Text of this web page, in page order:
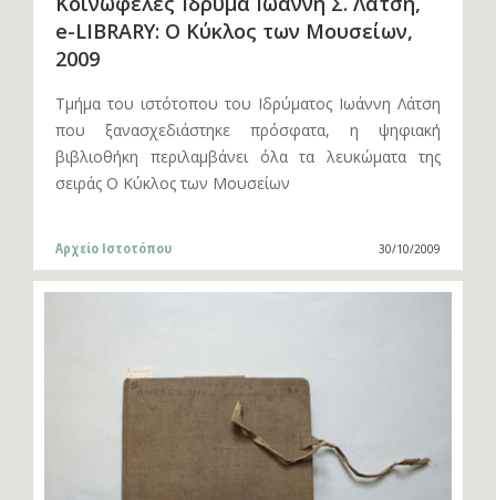
e-LIBRARY: Ο Κύκλος των Μουσείων,
2009
Τμήμα του ιστότοπου του Ιδρύματος Ιωάννη Λάτση
που ξανασχεδιάστηκε πρόσφατα, η ψηφιακή
βιβλιοθήκη περιλαμβάνει όλα τα λευκώματα της
σειράς Ο Κύκλος των Μουσείων
Αρχείο Ιστοτόπου 30/10/2009